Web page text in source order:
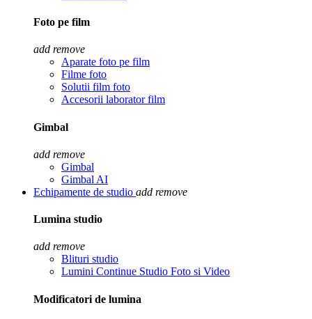
Foto pe film
add remove
Aparate foto pe film
Filme foto
Solutii film foto
Accesorii laborator film
Gimbal
add remove
Gimbal
Gimbal AI
Echipamente de studio add remove
Lumina studio
add remove
Blituri studio
Lumini Continue Studio Foto si Video
Modificatori de lumina